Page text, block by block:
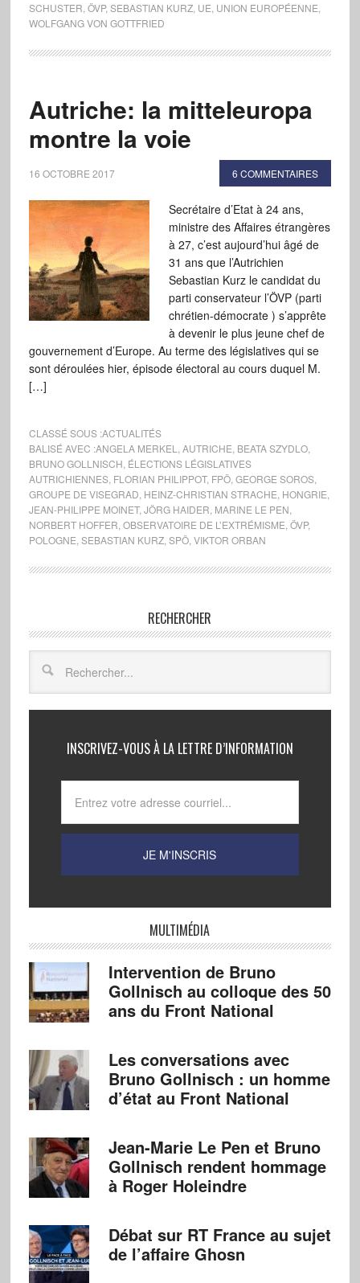
SCHUSTER ÖVP, SEBASTIAN KURZ, UE UNION EUROPÉENNE
WOLFGANG VON GOTTFRIED
Autriche: la mitteleuropa
montre la voie
16 OCTOBRE 2017 6 COMMENTAIRES
Secrétaire d’Etat à 24 ans,
ministre des Affaires étrangères
à 27, c’est aujourd’hui âgé de
31 ans que l’Autrichien
Sebastian Kurz le candidat du
parti conservateur l’ÖVP (parti
chrétien-démocrate ) s’apprête
à devenir le plus jeune chef de
gouvernement d’Europe. Au terme des législatives qui se
sont déroulées hier, épisode électoral au cours duquel M.
[…]
CLASSÉ SOUS :ACTUALITÉS
BALISÉ AVEC :ANGELA MERKEL AUTRICHE BEATA SZYDLO,
BRUNO GOLLNISCH ÉLECTIONS LÉGISLATIVES
AUTRICHIENNES, FLORIAN PHILIPPOT, FPÖ, GEORGE SOROS,
GROUPE DE VISEGRAD HEINZ-CHRISTIAN STRACHE HONGRIE
JEAN-PHILIPPE MOINET, JÖRG HAIDER MARINE LE PEN
NORBERT HOFFER OBSERVATOIRE DE L’EXTRÉMISME ÖVP,
POLOGNE SEBASTIAN KURZ, SPÖ, VIKTOR ORBAN
RECHERCHER
INSCRIVEZ-VOUS À LA LETTRE D’INFORMATION
MULTIMÉDIA
Intervention de Bruno
Gollnisch au colloque des 50
ans du Front National
Les conversations avec
Bruno Gollnisch : un homme
d’état au Front National
Jean-Marie Le Pen et Bruno
Gollnisch rendent hommage
à Roger Holeindre
Débat sur RT France au sujet
de l’affaire Ghosn